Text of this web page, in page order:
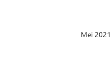
Mei 2021